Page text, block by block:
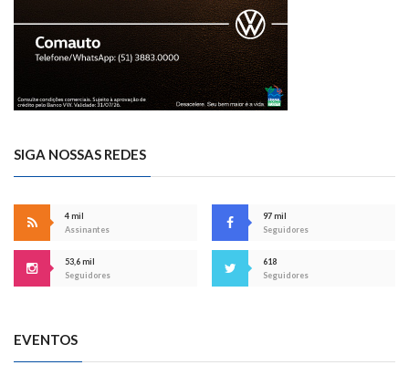
SIGA NOSSAS REDES
4 mil
Assinantes
97 mil
Seguidores
53,6 mil
Seguidores
618
Seguidores
EVENTOS